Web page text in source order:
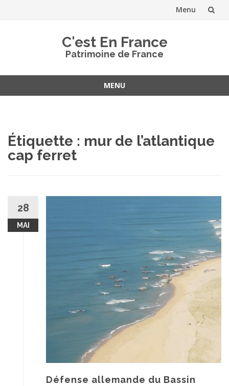
Menu
C'est En France
Patrimoine de France
MENU
Étiquette : mur de l’atlantique
cap ferret
28
MAI
Défense allemande du Bassin